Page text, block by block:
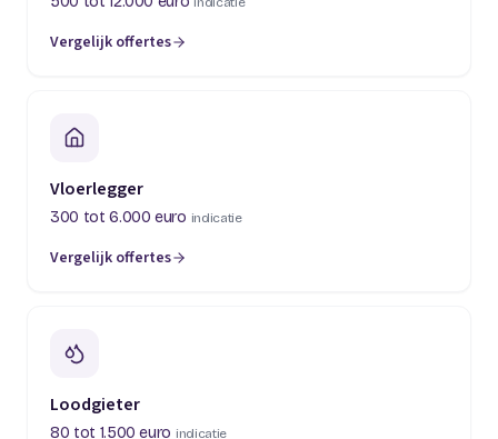
Vergelijk offertes
(opent in een nieuw tabblad)
Vloerlegger
300 tot 6.000 euro indicatie
Vergelijk offertes
(opent in een nieuw tabblad)
Loodgieter
80 tot 1.500 euro indicatie